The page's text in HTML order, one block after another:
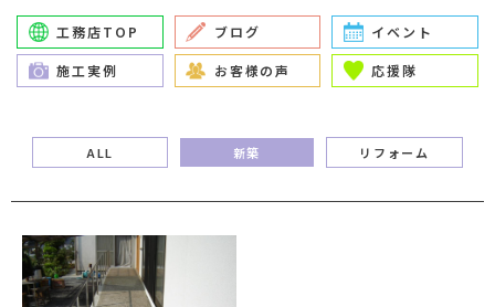
工務店TOP ブログ イベント
施工実例 お客様の声 応援隊
ALL 新築 リフォーム